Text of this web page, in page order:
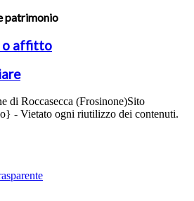
patrimonio
o affitto
di Roccasecca (Frosinone)Sito
- Vietato ogni riutilizzo dei contenuti.